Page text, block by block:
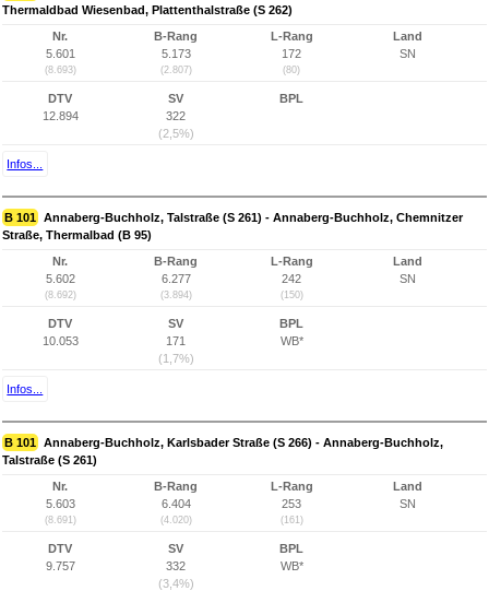
Thermaldbad Wiesenbad, Plattenthalstraße (S 262)
Nr.
5.601
(8.693)
B-Rang
5.173
(2.807)
L-Rang
172
(80)
Land
SN
DTV
12.894
SV
322
(2,5%)
BPL
Infos...
B 101 Annaberg-Buchholz, Talstraße (S 261) - Annaberg-Buchholz, Chemnitzer
Straße, Thermalbad (B 95)
Nr.
5.602
(8.692)
B-Rang
6.277
(3.894)
L-Rang
242
(150)
Land
SN
DTV
10.053
SV
171
(1,7%)
BPL
WB*
Infos...
B 101 Annaberg-Buchholz, Karlsbader Straße (S 266) - Annaberg-Buchholz,
Talstraße (S 261)
Nr.
5.603
(8.691)
B-Rang
6.404
(4.020)
L-Rang
253
(161)
Land
SN
DTV
9.757
SV
332
(3,4%)
BPL
WB*